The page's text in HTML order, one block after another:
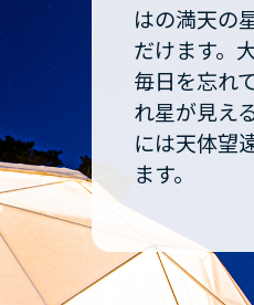
はの満天の
だけます。
毎日を忘れ
れ星が見え
には天体望
ます。